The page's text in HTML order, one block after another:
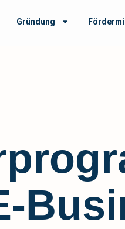
Gründung